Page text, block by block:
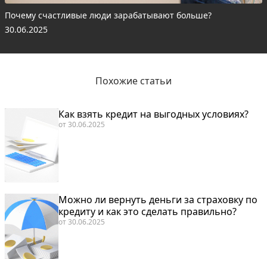
Почему счастливые люди зарабатывают больше?
30.06.2025
Похожие статьи
Как взять кредит на выгодных условиях?
от30.06.2025
Можно ли вернуть деньги за страховку по
кредиту и как это сделать правильно?
от30.06.2025